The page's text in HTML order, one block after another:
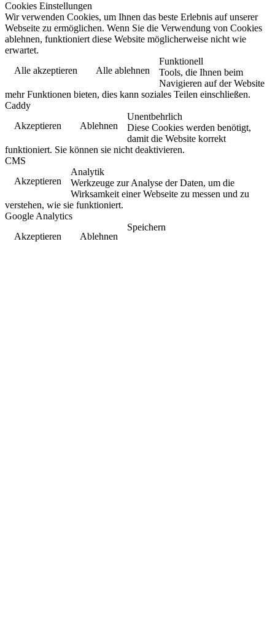
Cookies Einstellungen
Wir verwenden Cookies, um Ihnen das beste Erlebnis auf unserer
Webseite zu ermöglichen. Wenn Sie die Verwendung von Cookies
ablehnen, funktioniert diese Website möglicherweise nicht wie
erwartet.
Alle akzeptieren
Alle ablehnen
Funktionell
Tools, die Ihnen beim
Navigieren auf der Website
mehr Funktionen bieten, dies kann soziales Teilen einschließen.
Caddy
Akzeptieren
Ablehnen
Unentbehrlich
Diese Cookies werden benötigt,
damit die Website korrekt
funktioniert. Sie können sie nicht deaktivieren.
CMS
Akzeptieren
Analytik
Werkzeuge zur Analyse der Daten, um die
Wirksamkeit einer Webseite zu messen und zu
verstehen, wie sie funktioniert.
Google Analytics
Akzeptieren
Ablehnen
Speichern